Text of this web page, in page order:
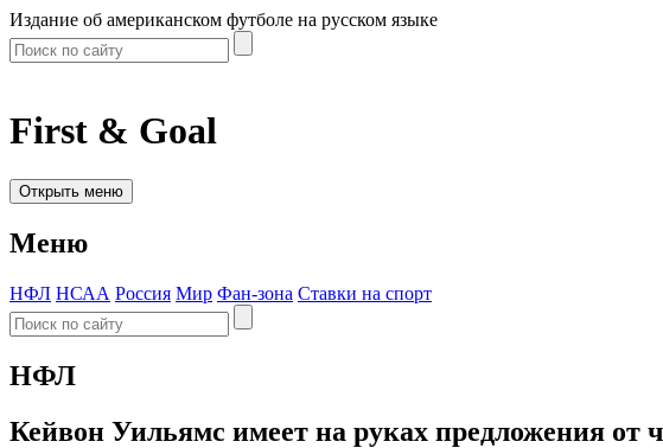
Издание об американском футболе на русском языке
First & Goal
Открыть меню
Меню
НФЛ НСАА Россия Мир Фан-зона Ставки на спорт
НФЛ
Кейвон Уильямс имеет на руках предложения от